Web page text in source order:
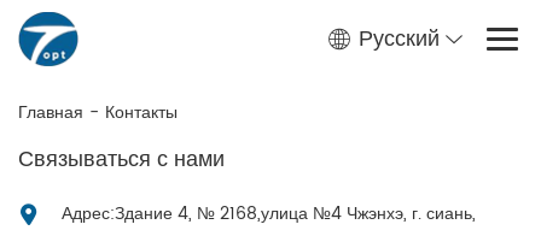
Русский
Главная - Контакты
Связываться с нами
Адрес:Здание 4, № 2168,улица №4 Чжэнхэ, г. сиань,